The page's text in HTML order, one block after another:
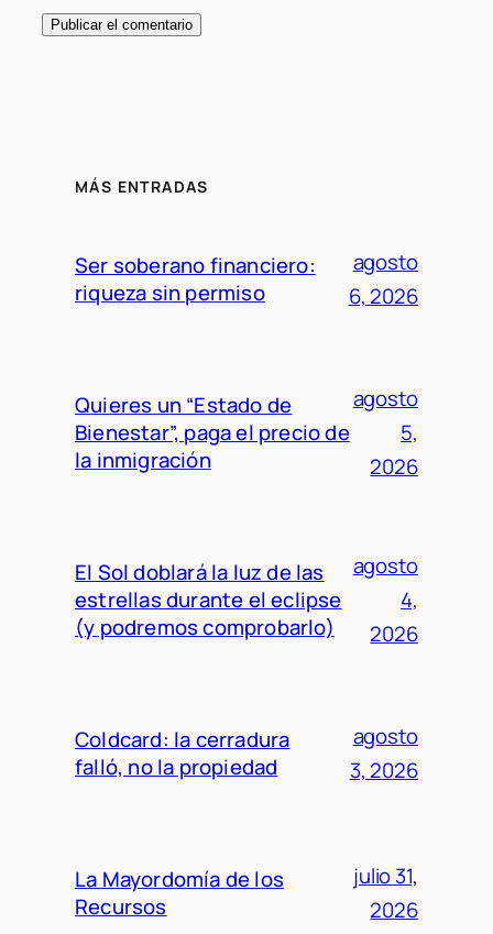
MÁS ENTRADAS
Ser soberano financiero:
riqueza sin permiso
agosto
6, 2026
Quieres un “Estado de
Bienestar”, paga el precio de
la inmigración
agosto
5,
2026
El Sol doblará la luz de las
estrellas durante el eclipse
(y podremos comprobarlo)
agosto
4,
2026
Coldcard: la cerradura
falló, no la propiedad
agosto
3, 2026
La Mayordomía de los
Recursos
julio 31,
2026